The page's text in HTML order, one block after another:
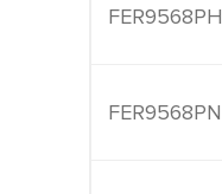
FER9568PH
FER9568PN